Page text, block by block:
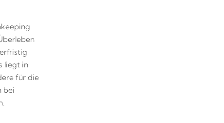
liegt in
für die
bei